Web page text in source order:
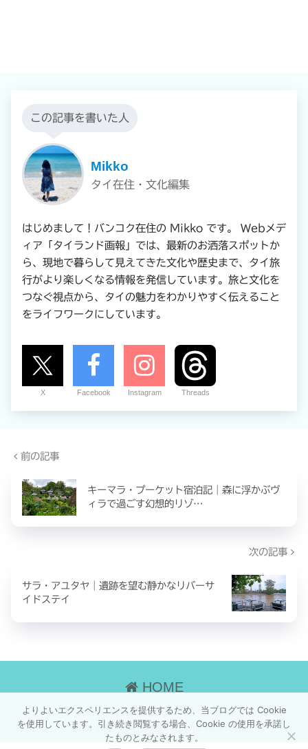
この記事を書いた人
Mikko
タイ在住・文化編集
はじめまして！バンコク在住の Mikko です。 Webメデ
ィア「タイランド画報」では、最新のお洒落スポットか
ら、現地で暮らして見えてきた文化や歴史まで、タイ旅
行がより楽しくなる情報を発信しています。旅と文化を
つなぐ視点から、タイの魅力をわかりやすく伝えること
をライフワークにしています。
X Facebook Instagram Threads
前の記事
キーマラ・プーケット宿泊記｜森に浮かぶヴ
ィラで過ごす幻想的リゾ…
次の記事
サラ・アユタヤ｜遺跡を望む静かなリバーサ
イドステイ
HOME
© 2026 タイランド画報 All rights reserved.
よりよいエクスペリエンスを提供するため、当ブログでは Cookie
を使用しています。引き続き閲覧する場合、Cookie の使用を承諾し
たものとみなされます。